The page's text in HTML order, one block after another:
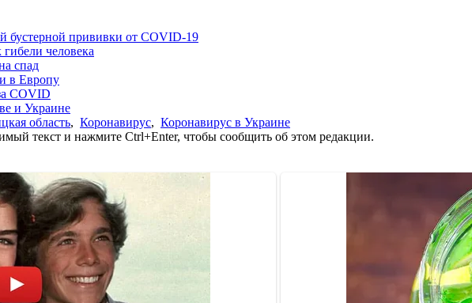
бустерной прививки от COVID-19
человека
спад
в Европу
COVID
и Украине
область, Коронавирус, Коронавирус в Украине
текст и нажмите Ctrl+Enter, чтобы сообщить об этом редакции.